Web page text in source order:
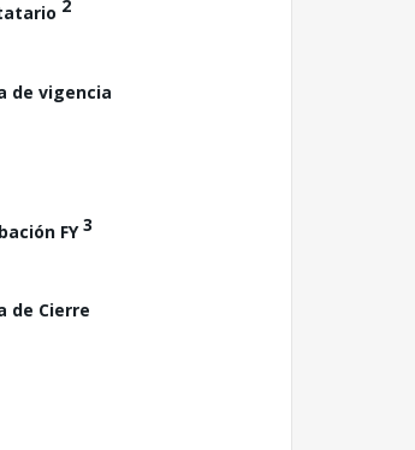
2
de vigencia
FY3
de Cierre